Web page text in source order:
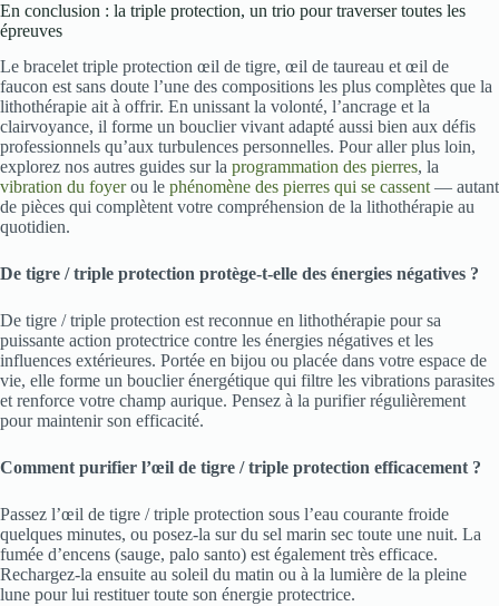
En conclusion : la triple protection, un trio pour traverser toutes les
épreuves
Le bracelet triple protection œil de tigre, œil de taureau et œil de
faucon est sans doute l’une des compositions les plus complètes que la
lithothérapie ait à offrir. En unissant la volonté, l’ancrage et la
clairvoyance, il forme un bouclier vivant adapté aussi bien aux défis
professionnels qu’aux turbulences personnelles. Pour aller plus loin,
explorez nos autres guides sur la programmation des pierres, la
vibration du foyerou le phénomène des pierres qui se cassent— autant
de pièces qui complètent votre compréhension de la lithothérapie au
quotidien.
De tigre / triple protection protège-t-elle des énergies négatives ?
De tigre / triple protection est reconnue en lithothérapie pour sa
puissante action protectrice contre les énergies négatives et les
influences extérieures. Portée en bijou ou placée dans votre espace de
vie, elle forme un bouclier énergétique qui filtre les vibrations parasites
et renforce votre champ aurique. Pensez à la purifier régulièrement
pour maintenir son efficacité.
Comment purifier l’œil de tigre / triple protection efficacement ?
Passez l’œil de tigre / triple protection sous l’eau courante froide
quelques minutes, ou posez-la sur du sel marin sec toute une nuit. La
fumée d’encens (sauge, palo santo) est également très efficace.
Rechargez-la ensuite au soleil du matin ou à la lumière de la pleine
lune pour lui restituer toute son énergie protectrice.